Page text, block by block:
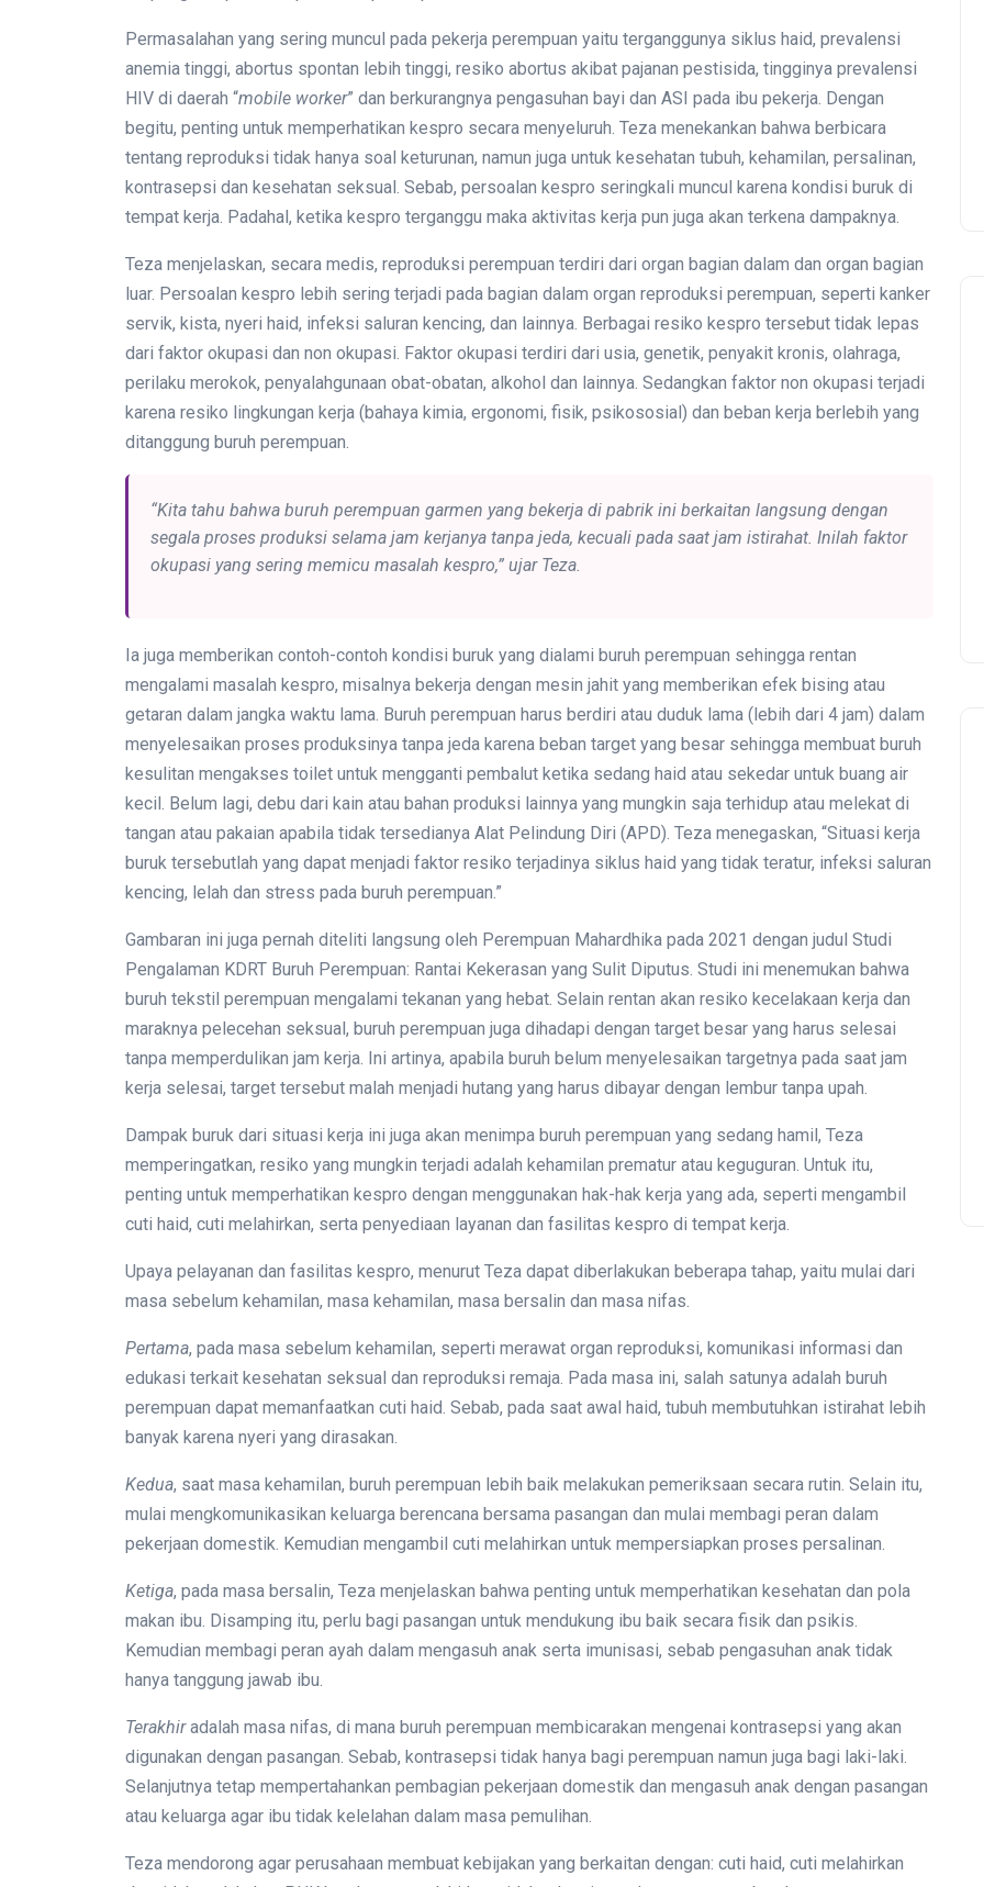
Permasalahan yang sering muncul pada pekerja perempuan yaitu terganggunya siklus haid, prevalensi
anemia tinggi, abortus spontan lebih tinggi, resiko abortus akibat pajanan pestisida, tingginya prevalensi
HIV di daerah “mobile worker” dan berkurangnya pengasuhan bayi dan ASI pada ibu pekerja. Dengan
begitu, penting untuk memperhatikan kespro secara menyeluruh. Teza menekankan bahwa berbicara
tentang reproduksi tidak hanya soal keturunan, namun juga untuk kesehatan tubuh, kehamilan, persalinan,
kontrasepsi dan kesehatan seksual. Sebab, persoalan kespro seringkali muncul karena kondisi buruk di
tempat kerja. Padahal, ketika kespro terganggu maka aktivitas kerja pun juga akan terkena dampaknya.
Teza menjelaskan, secara medis, reproduksi perempuan terdiri dari organ bagian dalam dan organ bagian
luar. Persoalan kespro lebih sering terjadi pada bagian dalam organ reproduksi perempuan, seperti kanker
servik, kista, nyeri haid, infeksi saluran kencing, dan lainnya. Berbagai resiko kespro tersebut tidak lepas
dari faktor okupasi dan non okupasi. Faktor okupasi terdiri dari usia, genetik, penyakit kronis, olahraga,
perilaku merokok, penyalahgunaan obat-obatan, alkohol dan lainnya. Sedangkan faktor non okupasi terjadi
karena resiko lingkungan kerja (bahaya kimia, ergonomi, fisik, psikososial) dan beban kerja berlebih yang
ditanggung buruh perempuan.
“Kita tahu bahwa buruh perempuan garmen yang bekerja di pabrik ini berkaitan langsung dengan
segala proses produksi selama jam kerjanya tanpa jeda, kecuali pada saat jam istirahat. Inilah faktor
okupasi yang sering memicu masalah kespro,” ujar Teza.
Ia juga memberikan contoh-contoh kondisi buruk yang dialami buruh perempuan sehingga rentan
mengalami masalah kespro, misalnya bekerja dengan mesin jahit yang memberikan efek bising atau
getaran dalam jangka waktu lama. Buruh perempuan harus berdiri atau duduk lama (lebih dari 4 jam) dalam
menyelesaikan proses produksinya tanpa jeda karena beban target yang besar sehingga membuat buruh
kesulitan mengakses toilet untuk mengganti pembalut ketika sedang haid atau sekedar untuk buang air
kecil. Belum lagi, debu dari kain atau bahan produksi lainnya yang mungkin saja terhidup atau melekat di
tangan atau pakaian apabila tidak tersedianya Alat Pelindung Diri (APD). Teza menegaskan, “Situasi kerja
buruk tersebutlah yang dapat menjadi faktor resiko terjadinya siklus haid yang tidak teratur, infeksi saluran
kencing, lelah dan stress pada buruh perempuan.”
Gambaran ini juga pernah diteliti langsung oleh Perempuan Mahardhika pada 2021 dengan judul Studi
Pengalaman KDRT Buruh Perempuan: Rantai Kekerasan yang Sulit Diputus. Studi ini menemukan bahwa
buruh tekstil perempuan mengalami tekanan yang hebat. Selain rentan akan resiko kecelakaan kerja dan
maraknya pelecehan seksual, buruh perempuan juga dihadapi dengan target besar yang harus selesai
tanpa memperdulikan jam kerja. Ini artinya, apabila buruh belum menyelesaikan targetnya pada saat jam
kerja selesai, target tersebut malah menjadi hutang yang harus dibayar dengan lembur tanpa upah.
Dampak buruk dari situasi kerja ini juga akan menimpa buruh perempuan yang sedang hamil, Teza
memperingatkan, resiko yang mungkin terjadi adalah kehamilan prematur atau keguguran. Untuk itu,
penting untuk memperhatikan kespro dengan menggunakan hak-hak kerja yang ada, seperti mengambil
cuti haid, cuti melahirkan, serta penyediaan layanan dan fasilitas kespro di tempat kerja.
Upaya pelayanan dan fasilitas kespro, menurut Teza dapat diberlakukan beberapa tahap, yaitu mulai dari
masa sebelum kehamilan, masa kehamilan, masa bersalin dan masa nifas.
Pertama, pada masa sebelum kehamilan, seperti merawat organ reproduksi, komunikasi informasi dan
edukasi terkait kesehatan seksual dan reproduksi remaja. Pada masa ini, salah satunya adalah buruh
perempuan dapat memanfaatkan cuti haid. Sebab, pada saat awal haid, tubuh membutuhkan istirahat lebih
banyak karena nyeri yang dirasakan.
Kedua, saat masa kehamilan, buruh perempuan lebih baik melakukan pemeriksaan secara rutin. Selain itu,
mulai mengkomunikasikan keluarga berencana bersama pasangan dan mulai membagi peran dalam
pekerjaan domestik. Kemudian mengambil cuti melahirkan untuk mempersiapkan proses persalinan.
Ketiga, pada masa bersalin, Teza menjelaskan bahwa penting untuk memperhatikan kesehatan dan pola
makan ibu. Disamping itu, perlu bagi pasangan untuk mendukung ibu baik secara fisik dan psikis.
Kemudian membagi peran ayah dalam mengasuh anak serta imunisasi, sebab pengasuhan anak tidak
hanya tanggung jawab ibu.
Terakhiradalah masa nifas, di mana buruh perempuan membicarakan mengenai kontrasepsi yang akan
digunakan dengan pasangan. Sebab, kontrasepsi tidak hanya bagi perempuan namun juga bagi laki-laki.
Selanjutnya tetap mempertahankan pembagian pekerjaan domestik dan mengasuh anak dengan pasangan
atau keluarga agar ibu tidak kelelahan dalam masa pemulihan.
Teza mendorong agar perusahaan membuat kebijakan yang berkaitan dengan: cuti haid, cuti melahirkan
Demokrasi
Menolak Dilupakan dari
Sejarah Gerakan Buruh:
Tidak Terorganisir